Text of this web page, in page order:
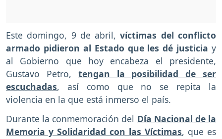
Este domingo, 9 de abril,víctimas del conflicto
armado pidieron al Estado que les dé justicia y
al Gobierno que hoy encabeza el presidente,
Gustavo Petro, tengan la posibilidad de ser
escuchadas, así como que no se repita la
violencia en la que está inmerso el país.
Durante la conmemoración del Día Nacional de la
Memoria y Solidaridad con las Víctimas, que es